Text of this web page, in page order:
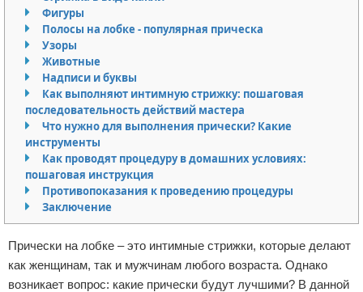
Уход за ногтями
Макияж
СПА процедуры
Парфюмерия
Прически
Разное
Уход за лицом
Хирургия
Отказ от ответственности
Фигуры
Полосы на лобке - популярная прическа
Узоры
Животные
Надписи и буквы
Как выполняют интимную стрижку: пошаговая
последовательность действий мастера
Что нужно для выполнения прически? Какие
инструменты
Как проводят процедуру в домашних условиях:
пошаговая инструкция
Противопоказания к проведению процедуры
Заключение
Прически на лобке – это интимные стрижки, которые делают
как женщинам, так и мужчинам любого возраста. Однако
возникает вопрос: какие прически будут лучшими? В данной